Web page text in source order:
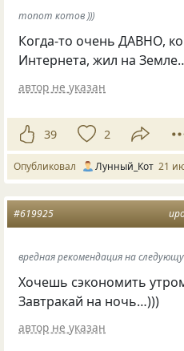
топот котов )))
Когда-то очень ДАВНО,
Интернета, жил на
автор не указан
39 2
Опубликовал Лунный_Кот 21
#619925
вредная рекомендация на
Хочешь сэкономить
Завтракай на ночь…)))
автор не указан